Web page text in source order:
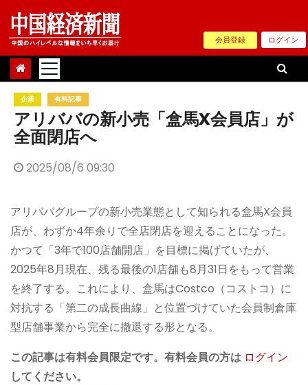
Skip
content
会員登録 ログイン
企業 有料記事
アリババの新小売「盒馬X会員店」が
全面閉店へ
2025/08/6 09:30
アリババグループの新小売業態として知られる盒馬X会員
店が、わずか4年余りで全店閉店を迎えることになった。
かつて「3年で100店舗開店」を目標に掲げていたが、
2025年8月現在、残る最後の1店舗も8月31日をもって営業
を終了する。これにより、盒馬はCostco（コストコ）に
対抗する「第二の成長曲線」と位置づけていた会員制倉庫
型店舗事業から完全に撤退する形となる。
この記事は有料会員限定です。有料会員の方は ログイン
してください。